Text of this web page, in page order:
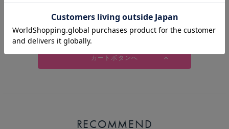
【期間限定SALE】【5点セット】ときめきバニー ミント [レモンちゃん
着用] vcsbn-230485-4-le-ac
カートボタンへ
RECOMMEND